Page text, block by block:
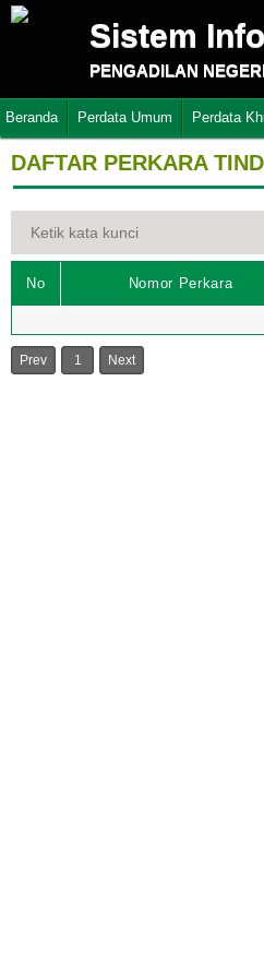
Sistem
PENGADILAN
Beranda Perdata Umum Perdata
DAFTAR PERKARA
No Nomor Perkara
Prev 1 Next